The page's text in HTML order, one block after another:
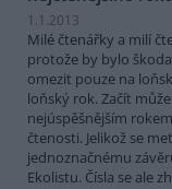
1.1.2013
Milé čtenářky a milí
protože by bylo
omezit pouze na
loňský rok. Začít
nejúspěšnějším
čtenosti. Jelikož se
jednoznačnému
Ekolistu. Čísla se ale